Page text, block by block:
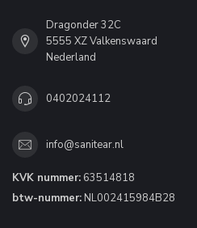
Dragonder 32C
5555 XZ Valkenswaard
Nederland
0402024112
info@sanitear.nl
KVK nummer: 63514818
btw-nummer: NL002415984B28